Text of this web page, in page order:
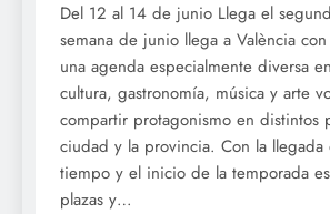
Del 12 al 14 de junio Llega el
semana de junio llega a València con
una agenda especialmente diversa
cultura, gastronomía, música y arte
compartir protagonismo en distintos
ciudad y la provincia. Con la llegada
tiempo y el inicio de la temporada
plazas y…